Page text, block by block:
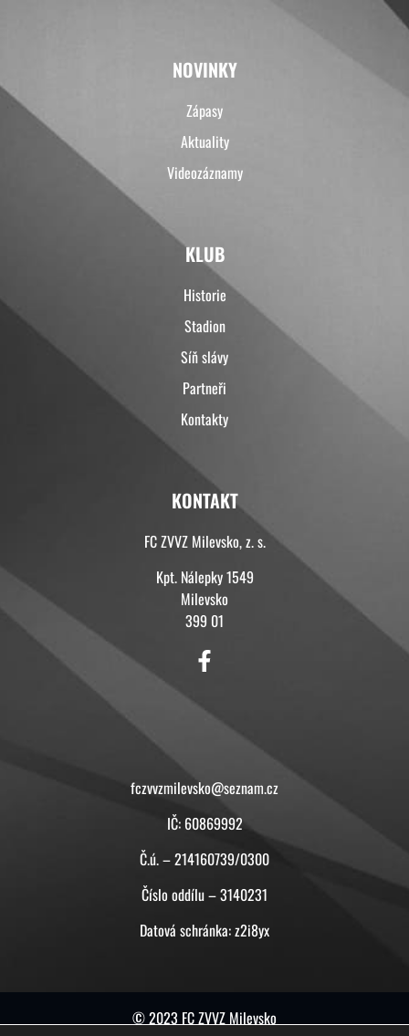
NOVINKY
Zápasy
Aktuality
Videozáznamy
KLUB
Historie
Stadion
Síň slávy
Partneři
Kontakty
KONTAKT
FC ZVVZ Milevsko, z. s.
Kpt. Nálepky 1549
Milevsko
399 01
fczvvzmilevsko@seznam.cz
IČ: 60869992
Č.ú. – 214160739/0300
Číslo oddílu – 3140231
Datová schránka: z2i8yx
© 2023 FC ZVVZ Milevsko